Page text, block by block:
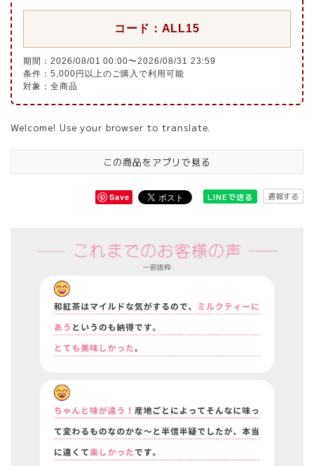
コード：ALL15
期間：2026/08/01 00:00〜2026/08/31 23:59
条件：5,000円以上のご購入で利用可能
対象：全商品
Welcome! Use your browser to translate.
この商品をアプリで見る
Save LINEで送る 通報する